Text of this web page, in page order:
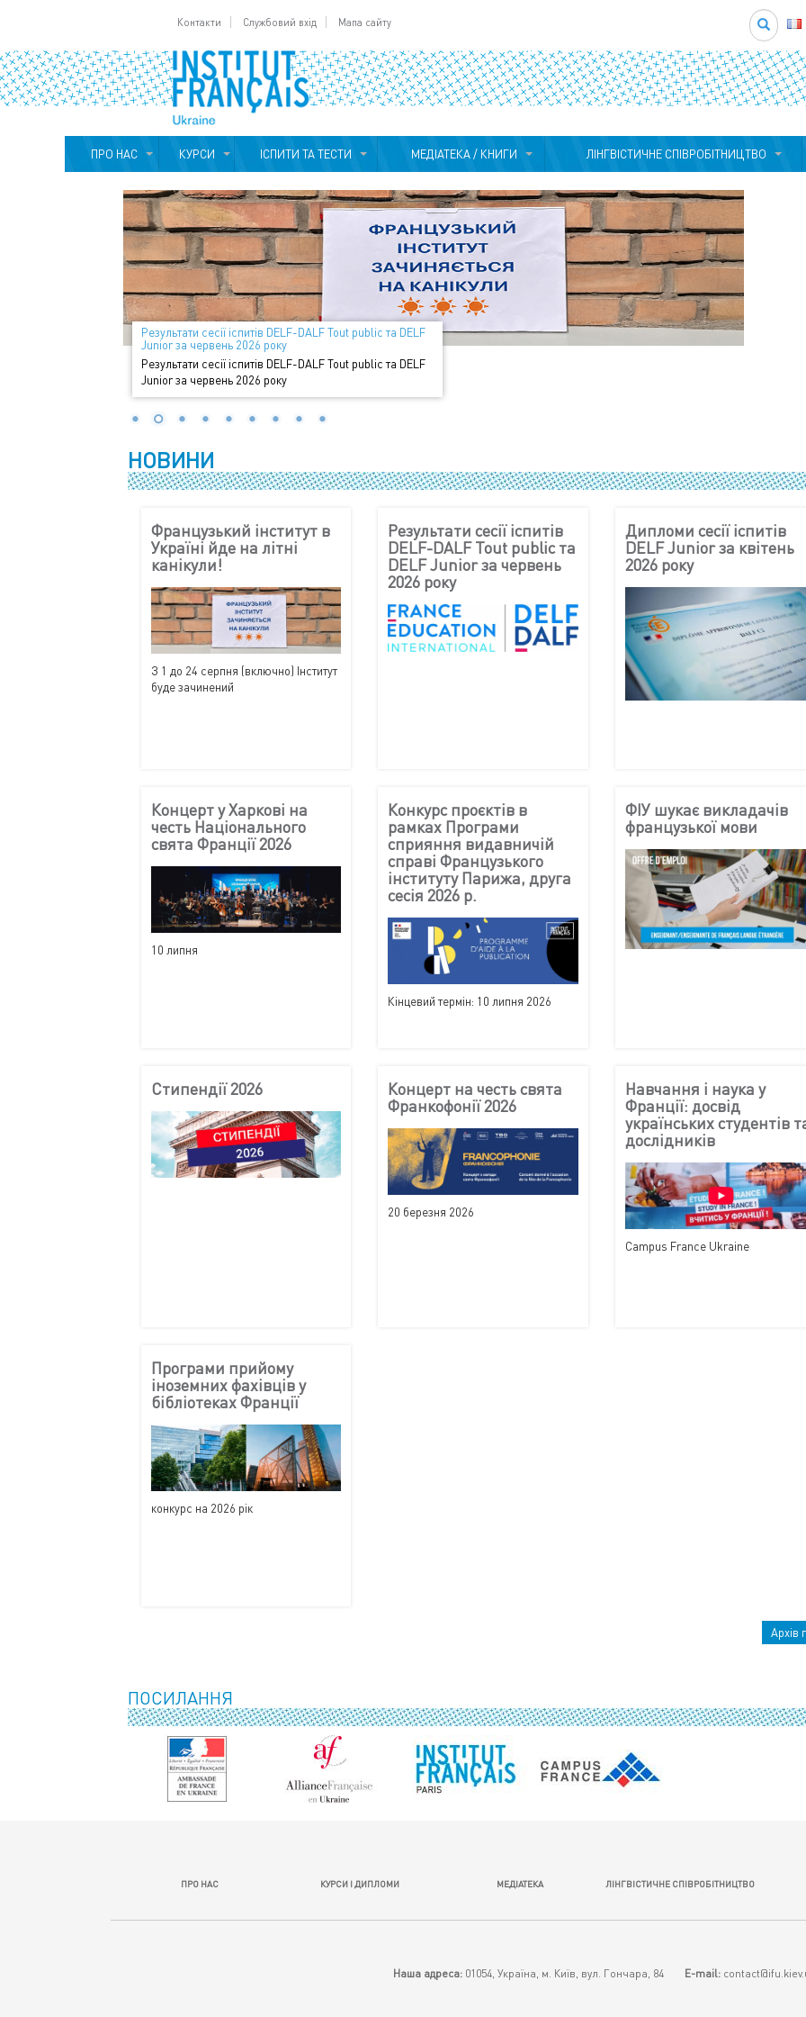
Контакти Службовий вхід Мапа сайту Search
ПРО НАС КУРСИ ІСПИТИ ТА ТЕСТИ МЕДІАТЕКА / КНИГИ ЛІНГВІСТИЧНЕ СПІВРОБІТНИЦТВО
Результати сесії іспитів DELF-DALF Tout public та DELF
Junior за червень 2026 року
Результати сесії іспитів DELF-DALF Tout public та DELF
Junior за червень 2026 року
НОВИНИ
Французький інститут в
Україні йде на літні
канікули!
З 1 до 24 серпня (включно) Інститут
буде зачинений
Результати сесії іспитів
DELF-DALF Tout public та
DELF Junior за червень
2026 року
Дипломи сесії іспитів
DELF Junior за квітень
2026 року
Концерт у Харкові на
честь Національного
свята Франції 2026
10 липня
Конкурс проєктів в
рамках Програми
сприяння видавничій
справі Французького
інституту Парижа, друга
сесія 2026 р.
Кінцевий термін: 10 липня 2026
ФІУ шукає викладачів
французької мови
Стипендії 2026
Концерт на честь свята
Франкофонії 2026
20 березня 2026
Навчання і наука у
Франції: досвід
українських студентів
дослідників
Campus France Ukraine
Програми прийому
іноземних фахівців у
бібліотеках Франції
конкурс на 2026 рік
Архів
ПОСИЛАННЯ
ПРО НАС КУРСИ І ДИПЛОМИ МЕДІАТЕКА ЛІНГВІСТИЧНЕ СПІВРОБІТНИЦТВО
Наша адреса:01054, Україна, м. Київ, вул. Гончара, 84 E-mail: